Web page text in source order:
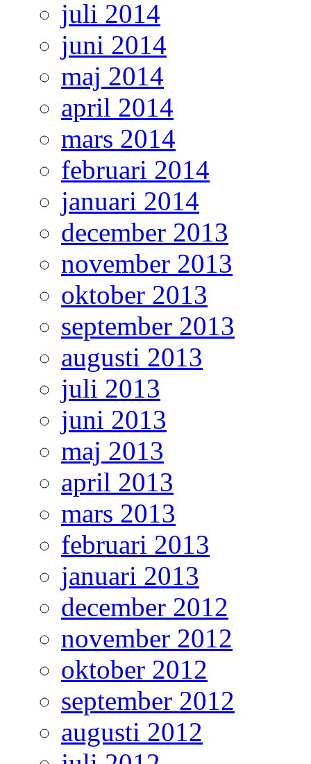
juli 2014
juni 2014
maj 2014
april 2014
mars 2014
februari 2014
januari 2014
december 2013
november 2013
oktober 2013
september 2013
augusti 2013
juli 2013
juni 2013
maj 2013
april 2013
mars 2013
februari 2013
januari 2013
december 2012
november 2012
oktober 2012
september 2012
augusti 2012